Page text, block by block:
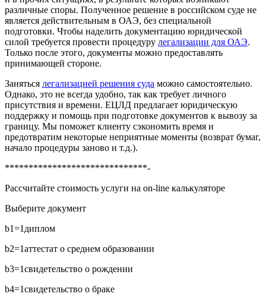
различные споры. Полученное решение в российском суде не
является действительным в ОАЭ, без специальной
подготовки. Чтобы наделить документацию юридической
силой требуется провести процедуру легализации для ОАЭ.
Только после этого, документы можно предоставлять
принимающей стороне.
Заняться легализацией решения суда можно самостоятельно.
Однако, это не всегда удобно, так как требует личного
присутствия и времени. ЕЦЛД предлагает юридическую
поддержку и помощь при подготовке документов к вывозу за
границу. Мы поможет клиенту сэкономить время и
предотвратим некоторые неприятные моменты (возврат бумаг,
начало процедуры заново и т.д.).
******************************-
Рассчитайте стоимость услуги на on-line калькуляторе
Выберите документ
b1=1 диплом
b2=1аттестат о среднем образовании
b3=1свидетельство о рождении
b4=1свидетельство о браке